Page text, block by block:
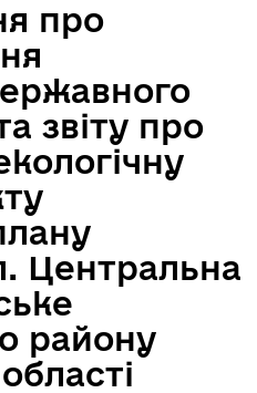
про
звіту про
Центральна
району